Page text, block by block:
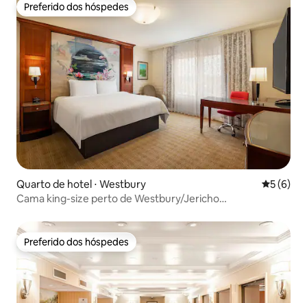
Preferido dos hóspedes
Preferido dos hóspedes
Quarto de hotel ⋅ Westbury 5 de
5 (6)
Cama king-size perto de Westbury/Jericho
Preferido dos hóspedes
Preferido dos hóspedes